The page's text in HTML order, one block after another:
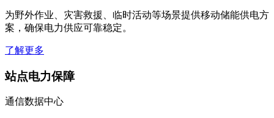
为野外作业、灾害救援、临时活动等场景提供移动储能供电方
案，确保电力供应可靠稳定。
了解更多
站点电力保障
通信数据中心